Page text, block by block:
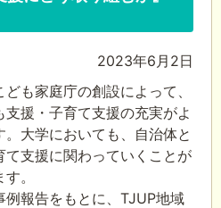
2023年6月2日
も家庭庁の創設によって、
援・子育て支援の充実がよ
大学においても、自治体と
支援に関わっていくことが
。
報告をもとに、TJUP地域